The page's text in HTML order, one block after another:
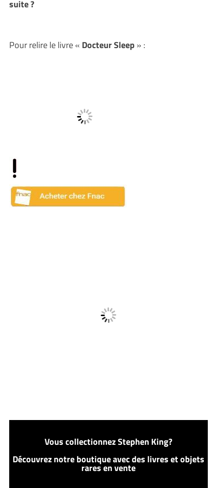
suite ?
Pour relire le livre « Docteur Sleep » :
Vous collectionnez Stephen King?
Découvrez notre boutique avec des livres et objets
rares en vente